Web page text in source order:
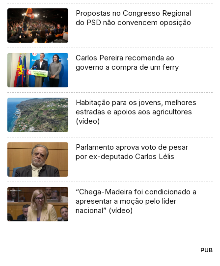
Propostas no Congresso Regional
do PSD não convencem oposição
Carlos Pereira recomenda ao
governo a compra de um ferry
Habitação para os jovens, melhores
estradas e apoios aos agricultores
(vídeo)
Parlamento aprova voto de pesar
por ex-deputado Carlos Lélis
“Chega-Madeira foi condicionado a
apresentar a moção pelo líder
nacional” (vídeo)
PUB